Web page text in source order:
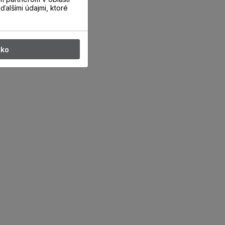
údajmi, ktoré